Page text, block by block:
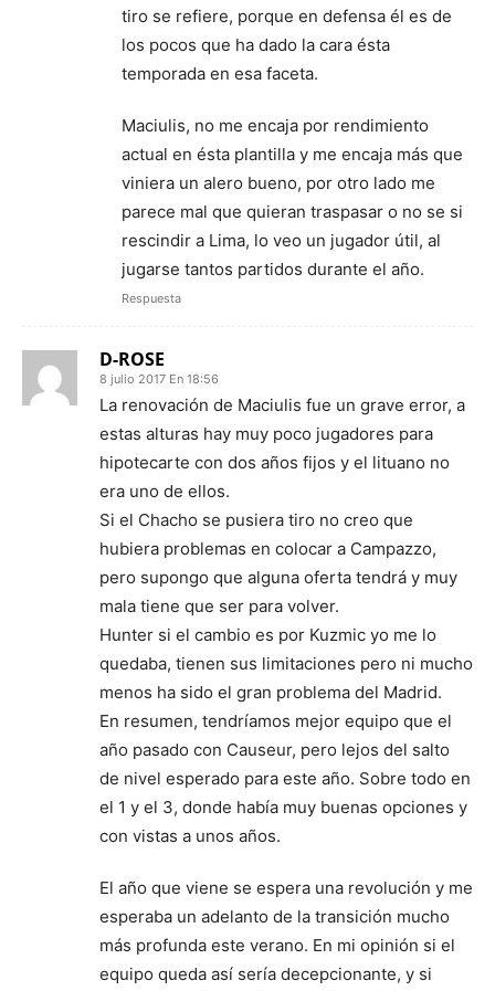
tiro se refiere, porque en defensa él es de
los pocos que ha dado la cara ésta
temporada en esa faceta.
Maciulis, no me encaja por rendimiento
actual en ésta plantilla y me encaja más que
viniera un alero bueno, por otro lado me
parece mal que quieran traspasar o no se si
rescindir a Lima, lo veo un jugador útil, al
jugarse tantos partidos durante el año.
Respuesta
D-ROSE
8 julio 2017 En 18:56
La renovación de Maciulis fue un grave error, a
estas alturas hay muy poco jugadores para
hipotecarte con dos años fijos y el lituano no
era uno de ellos.
Si el Chacho se pusiera tiro no creo que
hubiera problemas en colocar a Campazzo,
pero supongo que alguna oferta tendrá y muy
mala tiene que ser para volver.
Hunter si el cambio es por Kuzmic yo me lo
quedaba, tienen sus limitaciones pero ni mucho
menos ha sido el gran problema del Madrid.
En resumen, tendríamos mejor equipo que el
año pasado con Causeur, pero lejos del salto
de nivel esperado para este año. Sobre todo en
el 1 y el 3, donde había muy buenas opciones y
con vistas a unos años.
El año que viene se espera una revolución y me
esperaba un adelanto de la transición mucho
más profunda este verano. En mi opinión si el
equipo queda así sería decepcionante, y si